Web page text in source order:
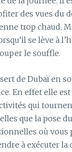
des vues du
trop chaud.
se lève à
le souffle.
de Dubaï en
En effet elle
qui
que la pose
où vous
à exécuter la